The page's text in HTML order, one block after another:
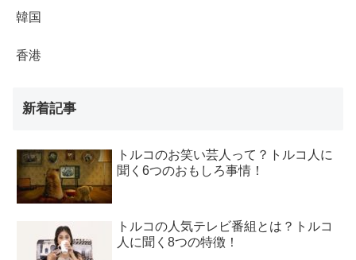
韓国
香港
新着記事
トルコのお笑い芸人って？トルコ人に
聞く6つのおもしろ事情！
トルコの人気テレビ番組とは？トルコ
人に聞く8つの特徴！